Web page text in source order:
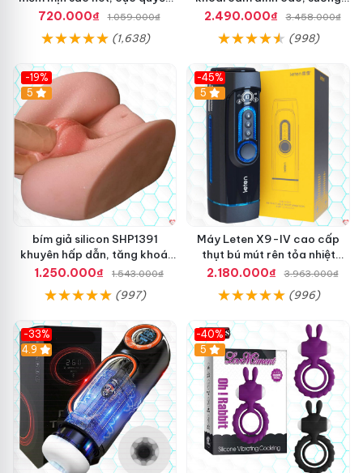
rũ
720.000₫ 1.059.000₫
(1,638)
mê
2.490.000₫ 3.458.000₫
(998)
-19%
Hot
5
bím giả silicon SHP1391
khuyên hấp dẫn, tăng khoái
cảm mua ngay
1.250.000₫ 1.543.000₫
(997)
-45%
Hot
5
Máy Leten X9-IV cao cấp
thụt bú mút rên tỏa nhiệt
mạnh
2.180.000₫ 3.963.000₫
(996)
-33%
Hot
4.9
-40%
5